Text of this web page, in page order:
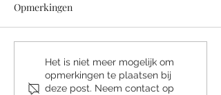
"Ik ben gezond" = WETEN
Opmerkingen
Het is niet meer mogelijk om
opmerkingen te plaatsen bij
deze post. Neem contact op